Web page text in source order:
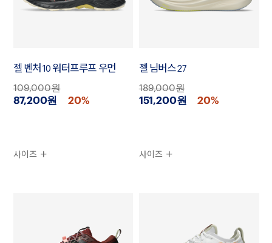
젤 벤처 10 워터프루프 우먼
109,000원
87,200원 20%
사이즈
젤 님버스 27
189,000원
151,200원 20%
사이즈